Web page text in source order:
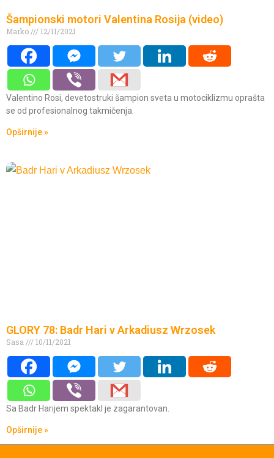
Šampionski motori Valentina Rosija (video)
Marko 12/11/2021
Valentino Rosi, devetostruki šampion sveta u motociklizmu oprašta
se od profesionalnog takmičenja.
Opširnije »
GLORY 78: Badr Hari v Arkadiusz Wrzosek
Sasa 10/11/2021
Sa Badr Harijem spektakl je zagarantovan.
Opširnije »